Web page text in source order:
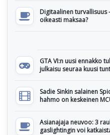
Digitaalinen
oikeasti maksaa?
GTA VI:n uusi ennakko
julkaisu seuraa kuusi
Sadie Sinkin salainen
hahmo on keskeinen
Asianajaja neuvoo: 3
gaslightingin voi